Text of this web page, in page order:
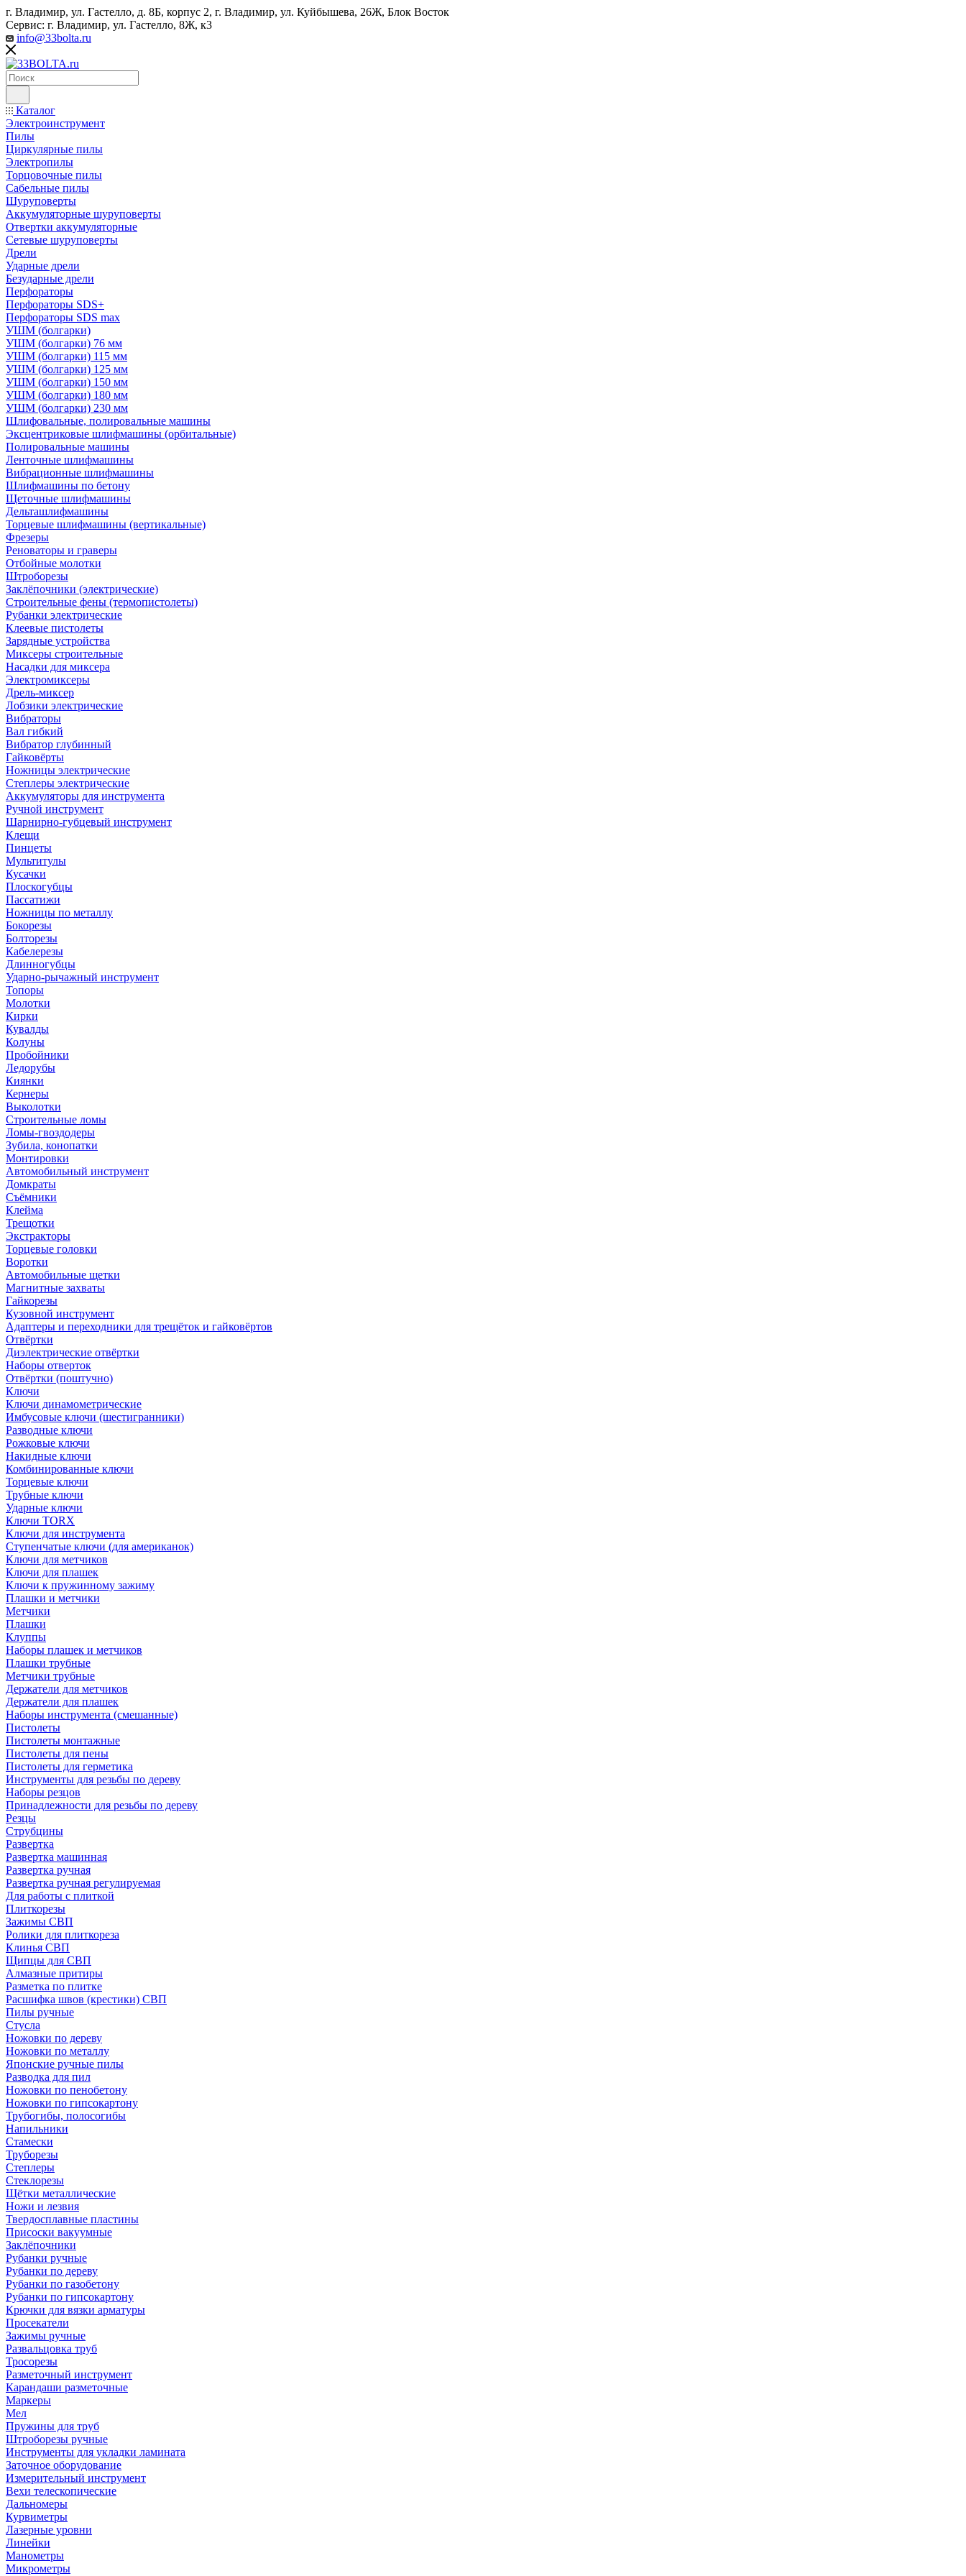
г. Владимир, ул. Гастелло, д. 8Б, корпус 2, г. Владимир, ул. ​Куйбышева, 26Ж, Блок Восток
Сервис: г. Владимир, ул. Гастелло, 8Ж, к3
info@33bolta.ru
Каталог
Электроинструмент
Пилы
Циркулярные пилы
Электропилы
Торцовочные пилы
Сабельные пилы
Шуруповерты
Аккумуляторные шуруповерты
Отвертки аккумуляторные
Сетевые шуруповерты
Дрели
Ударные дрели
Безударные дрели
Перфораторы
Перфораторы SDS+
Перфораторы SDS max
УШМ (болгарки)
УШМ (болгарки) 76 мм
УШМ (болгарки) 115 мм
УШМ (болгарки) 125 мм
УШМ (болгарки) 150 мм
УШМ (болгарки) 180 мм
УШМ (болгарки) 230 мм
Шлифовальные, полировальные машины
Эксцентриковые шлифмашины (орбитальные)
Полировальные машины
Ленточные шлифмашины
Вибрационные шлифмашины
Шлифмашины по бетону
Щеточные шлифмашины
Дельташлифмашины
Торцевые шлифмашины (вертикальные)
Фрезеры
Реноваторы и граверы
Отбойные молотки
Штроборезы
Заклёпочники (электрические)
Строительные фены (термопистолеты)
Рубанки электрические
Клеевые пистолеты
Зарядные устройства
Миксеры строительные
Насадки для миксера
Электромиксеры
Дрель-миксер
Лобзики электрические
Вибраторы
Вал гибкий
Вибратор глубинный
Гайковёрты
Ножницы электрические
Степлеры электрические
Аккумуляторы для инструмента
Ручной инструмент
Шарнирно-губцевый инструмент
Клещи
Пинцеты
Мультитулы
Кусачки
Плоскогубцы
Пассатижи
Ножницы по металлу
Бокорезы
Болторезы
Кабелерезы
Длинногубцы
Ударно-рычажный инструмент
Топоры
Молотки
Кирки
Кувалды
Колуны
Пробойники
Ледорубы
Киянки
Кернеры
Выколотки
Строительные ломы
Ломы-гвоздодеры
Зубила, конопатки
Монтировки
Автомобильный инструмент
Домкраты
Съёмники
Клейма
Трещотки
Экстракторы
Торцевые головки
Воротки
Автомобильные щетки
Магнитные захваты
Гайкорезы
Кузовной инструмент
Адаптеры и переходники для трещёток и гайковёртов
Отвёртки
Диэлектрические отвёртки
Наборы отверток
Отвёртки (поштучно)
Ключи
Ключи динамометрические
Имбусовые ключи (шестигранники)
Разводные ключи
Рожковые ключи
Накидные ключи
Комбинированные ключи
Торцевые ключи
Трубные ключи
Ударные ключи
Ключи TORX
Ключи для инструмента
Ступенчатые ключи (для американок)
Ключи для метчиков
Ключи для плашек
Ключи к пружинному зажиму
Плашки и метчики
Метчики
Плашки
Клуппы
Наборы плашек и метчиков
Плашки трубные
Метчики трубные
Держатели для метчиков
Держатели для плашек
Наборы инструмента (смешанные)
Пистолеты
Пистолеты монтажные
Пистолеты для пены
Пистолеты для герметика
Инструменты для резьбы по дереву
Наборы резцов
Принадлежности для резьбы по дереву
Резцы
Струбцины
Развертка
Развертка машинная
Развертка ручная
Развертка ручная регулируемая
Для работы с плиткой
Плиткорезы
Зажимы СВП
Ролики для плиткореза
Клинья СВП
Щипцы для СВП
Алмазные притиры
Разметка по плитке
Расшифка швов (крестики) СВП
Пилы ручные
Стусла
Ножовки по дереву
Ножовки по металлу
Японские ручные пилы
Разводка для пил
Ножовки по пенобетону
Ножовки по гипсокартону
Трубогибы, полосогибы
Напильники
Стамески
Труборезы
Степлеры
Стеклорезы
Щётки металлические
Ножи и лезвия
Твердосплавные пластины
Присоски вакуумные
Заклёпочники
Рубанки ручные
Рубанки по дереву
Рубанки по газобетону
Рубанки по гипсокартону
Крючки для вязки арматуры
Просекатели
Зажимы ручные
Развальцовка труб
Тросорезы
Разметочный инструмент
Карандаши разметочные
Маркеры
Мел
Пружины для труб
Штроборезы ручные
Инструменты для укладки ламината
Заточное оборудование
Измерительный инструмент
Вехи телескопические
Дальномеры
Курвиметры
Лазерные уровни
Линейки
Манометры
Микрометры